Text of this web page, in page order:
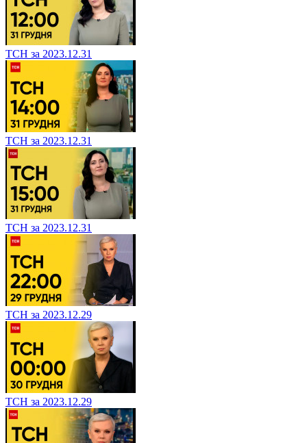
ТСН за 2023.12.31
ТСН за 2023.12.31
ТСН за 2023.12.31
ТСН за 2023.12.29
ТСН за 2023.12.29